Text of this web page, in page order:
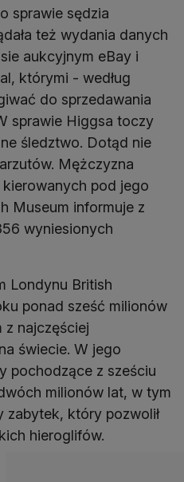
sprawie sędzia
też wydania danych
aukcyjnym eBay i
którymi - według
do sprzedawania
sprawie Higgsa toczy
śledztwo. Dotąd nie
Mężczyzna
pod jego
Museum informuje z
wyniesionych
Londynu British
ponad sześć milionów
z najczęściej
świecie. W jego
pochodzące z sześciu
milionów lat, w tym
zabytek, który pozwolił
hieroglifów.